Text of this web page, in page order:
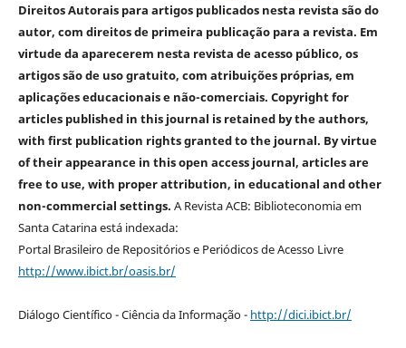
Direitos Autorais para artigos publicados nesta revista são do
autor, com direitos de primeira publicação para a revista. Em
virtude da aparecerem nesta revista de acesso público, os
artigos são de uso gratuito, com atribuições próprias, em
aplicações educacionais e não-comerciais. Copyright for
articles published in this journal is retained by the authors,
with first publication rights granted to the journal. By virtue
of their appearance in this open access journal, articles are
free to use, with proper attribution, in educational and other
non-commercial settings. A Revista ACB: Biblioteconomia em
Santa Catarina está indexada:
Portal Brasileiro de Repositórios e Periódicos de Acesso Livre
http://www.ibict.br/oasis.br/
Diálogo Científico - Ciência da Informação - http://dici.ibict.br/